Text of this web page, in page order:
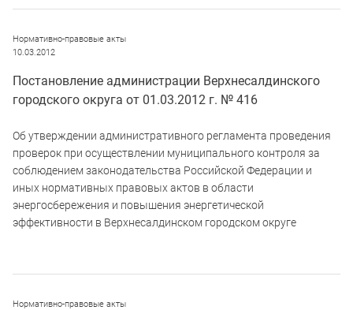
Нормативно-правовые акты
10.03.2012
Постановление администрации Верхнесалдинского
городского округа от 01.03.2012 г. № 416
Об утверждении административного регламента проведения
проверок при осуществлении муниципального контроля за
соблюдением законодательства Российской Федерации и
иных нормативных правовых актов в области
энергосбережения и повышения энергетической
эффективности в Верхнесалдинском городском округе
Нормативно-правовые акты